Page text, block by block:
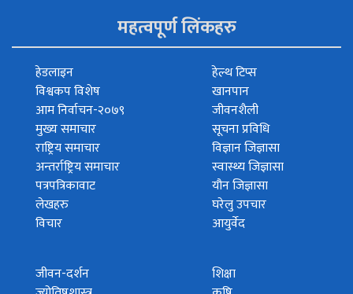
महत्वपूर्ण लिंकहरु
हेडलाइन
विश्वकप विशेष
आम निर्वाचन-२०७९
मुख्य समाचार
राष्ट्रिय समाचार
अन्तर्राष्ट्रिय समाचार
पत्रपत्रिकावाट
लेखहरु
विचार
हेल्थ टिप्स
खानपान
जीवनशैली
सूचना प्रविधि
विज्ञान जिज्ञासा
स्वास्थ्य जिज्ञासा
यौन जिज्ञासा
घरेलु उपचार
आयुर्वेद
जीवन-दर्शन
शिक्षा